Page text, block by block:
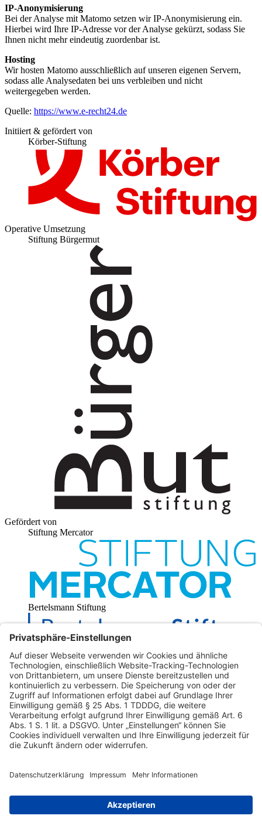
IP-Anonymisierung
Bei der Analyse mit Matomo setzen wir IP-Anonymisierung ein.
Hierbei wird Ihre IP-Adresse vor der Analyse gekürzt, sodass Sie
Ihnen nicht mehr eindeutig zuordenbar ist.
Hosting
Wir hosten Matomo ausschließlich auf unseren eigenen Servern,
sodass alle Analysedaten bei uns verbleiben und nicht
weitergegeben werden.
Quelle: https://www.e-recht24.de
Initiiert & gefördert von
Körber-Stiftung
Operative Umsetzung
Stiftung Bürgermut
Gefördert von
Stiftung Mercator
Bertelsmann Stiftung
Das Aktionsprogramm Starkes Mandat, eine Initiative der Körber-
Stiftung, wird von der Stiftung Bürgermut umgesetzt und von der
Stiftung Mercator sowie der Bertelsmann Stiftung gefördert.
Darüber hinaus unterstützen die Karl Feldhahn Stiftung und die
NORDMETALL-Stiftung das Aktionsprogramm.
Kontakt
Presse
Impressum
Datenschutz­einstellungen